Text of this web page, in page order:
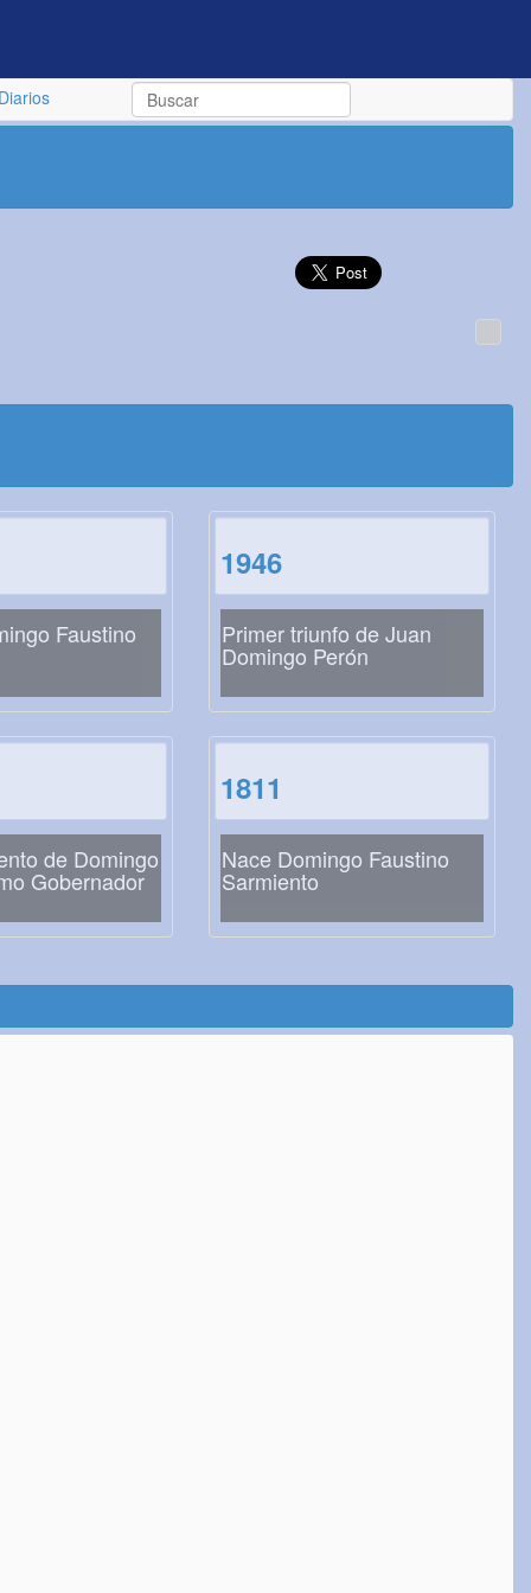
Diarios
Faustino
1946
Primer triunfo de Juan
Domingo Perón
de Domingo
Gobernador
1811
Nace Domingo Faustino
Sarmiento